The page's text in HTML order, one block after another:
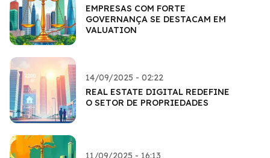
EMPRESAS COM FORTE
GOVERNANÇA SE DESTACAM EM
VALUATION
14/09/2025 - 02:22
REAL ESTATE DIGITAL REDEFINE
O SETOR DE PROPRIEDADES
11/09/2025 - 16:13